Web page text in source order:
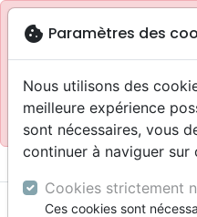
blockSite réservé aux
Accès pour les
Site pour le grand public :
menu
cookie Paramètres des
Nous utilisons des
meilleure expérience
sont nécessaires, vous
continuer à naviguer sur
Cookies strictement
Ces cookies sont